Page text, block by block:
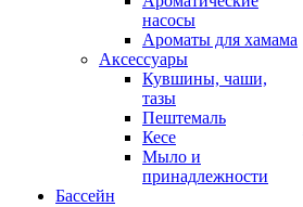
насосы
Ароматы для хамама
Аксессуары
Кувшины, чаши,
тазы
Пештемаль
Кесе
Мыло и
принадлежности
Бассейн